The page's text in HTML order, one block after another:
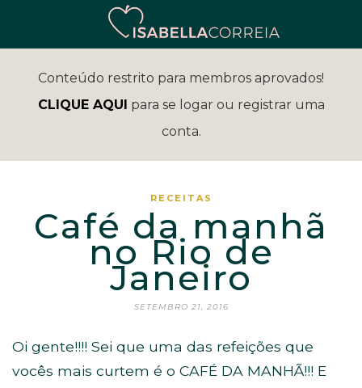
Conteúdo restrito para membros aprovados!
CLIQUE AQUI para se logar ou registrar uma
conta.
RECEITAS
Café da manhã
no Rio de
Janeiro
SETEMBRO 21, 2016
Oi gente!!!! Sei que uma das refeições que
vocês mais curtem é o CAFÉ DA MANHÃ!!! E